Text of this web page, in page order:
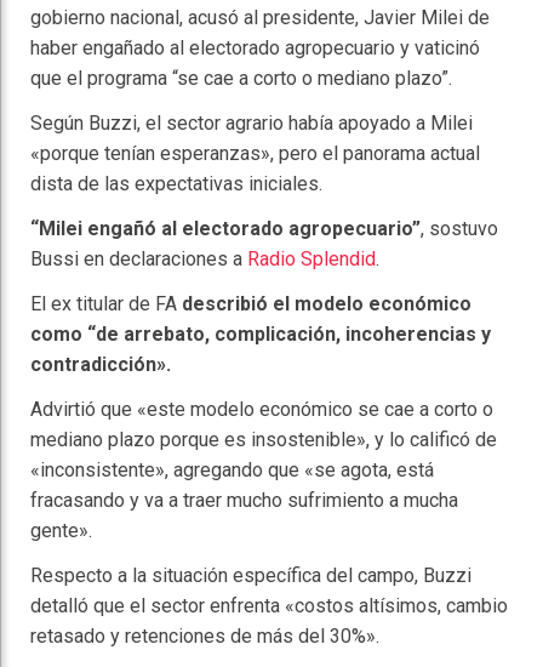
gobierno nacional, acusó al presidente, Javier Milei de
haber engañado al electorado agropecuario y vaticinó
que el programa “se cae a corto o mediano plazo”.
Según Buzzi, el sector agrario había apoyado a Milei
«porque tenían esperanzas», pero el panorama actual
dista de las expectativas iniciales.
“Milei engañó al electorado agropecuario”, sostuvo
Bussi en declaraciones a Radio Splendid.
El ex titular de FA describió el modelo económico
como “de arrebato, complicación, incoherencias y
contradicción».
Advirtió que «este modelo económico se cae a corto o
mediano plazo porque es insostenible», y lo calificó de
«inconsistente», agregando que «se agota, está
fracasando y va a traer mucho sufrimiento a mucha
gente».
Respecto a la situación específica del campo, Buzzi
detalló que el sector enfrenta «costos altísimos, cambio
retasado y retenciones de más del 30%».